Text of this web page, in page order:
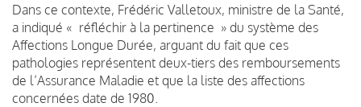
Dans ce contexte, Frédéric Valletoux, ministre de la Santé,
a indiqué « réfléchir à la pertinence » du système des
Affections Longue Durée, arguant du fait que ces
pathologies représentent deux-tiers des remboursements
de l’Assurance Maladie et que la liste des affections
concernées date de 1980.